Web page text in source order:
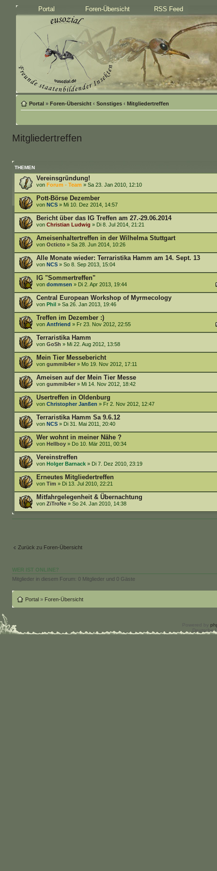
Portal Foren-Übersicht RSS Feed
Portal» Foren-Übersicht ‹ Sonstiges ‹ Mitgliedertreffen
Mitgliedertreffen
THEMEN
Vereinsgründung!
von Forum - Team » Sa 23. Jan 2010, 12:10
Pott-Börse Dezember
von NCS» Mi 10. Dez 2014, 14:57
Bericht über das IG Treffen am 27.-29.06.2014
von Christian Ludwig » Di 8. Jul 2014, 21:21
Ameisenhaltertreffen in der Wilhelma Stuttgart
von Octicto» Sa 28. Jun 2014, 10:26
Alle Monate wieder: Terraristika Hamm am 14. Sept. 13
von NCS» So 8. Sep 2013, 15:04
IG "Sommertreffen"
von dommsen » Di 2. Apr 2013, 19:44
Central European Workshop of Myrmecology
von Phil» Sa 26. Jan 2013, 19:46
Treffen im Dezember :)
von Antfriend » Fr 23. Nov 2012, 22:55
Terraristika Hamm
von GoSh » Mi 22. Aug 2012, 13:58
Mein Tier Messebericht
von gummib4er» Mo 19. Nov 2012, 17:11
Ameisen auf der Mein Tier Messe
von gummib4er» Mi 14. Nov 2012, 18:42
Usertreffen in Oldenburg
von Christopher Janßen » Fr 2. Nov 2012, 12:47
Terraristika Hamm Sa 9.6.12
von NCS» Di 31. Mai 2011, 20:40
Wer wohnt in meiner Nähe ?
von Hellboy» Do 10. Mär 2011, 00:34
Vereinstreffen
von Holger Barnack» Di 7. Dez 2010, 23:19
Erneutes Mitgliedertreffen
von Tim » Di 13. Jul 2010, 22:21
Mitfahrgelegenheit & Übernachtung
von ZiTroNe» So 24. Jan 2010, 14:38
Zurück zu Foren-Übersicht
WER IST ONLINE?
Mitglieder in diesem Forum: 0 Mitglieder und 0 Gäste
Portal» Foren-Übersicht
Powered by
Deutsche